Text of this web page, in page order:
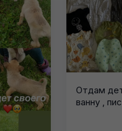
Отдам
ванну ,